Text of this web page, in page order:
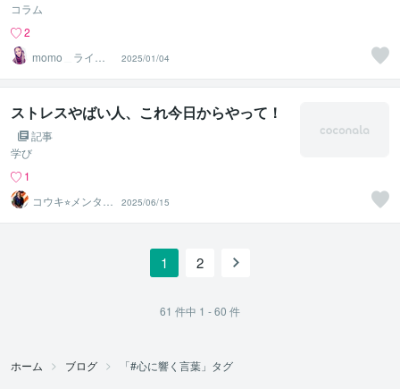
コラム
2
momo＿ライフ
アドバイザー
2025/01/04
ストレスやばい人、これ今日からやって！
記事
学び
1
コウキ⭐︎メンタル
コーチ☆
2025/06/15
1 2
61 件中 1 - 60 件
ホーム ブログ 「#心に響く言葉」タグ